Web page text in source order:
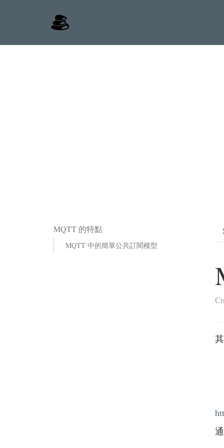
MQTT 的特點
MQTT 中的簡單公共訂閱模型